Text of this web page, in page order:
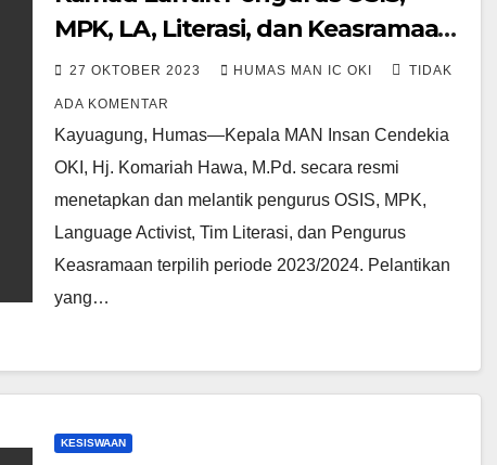
MPK, LA, Literasi, dan Keasramaan,
Ini Struktur Lengkapnya
27 OKTOBER 2023 HUMAS MAN IC OKI TIDAK
ADA KOMENTAR
Kayuagung, Humas—Kepala MAN Insan Cendekia
OKI, Hj. Komariah Hawa, M.Pd. secara resmi
menetapkan dan melantik pengurus OSIS, MPK,
Language Activist, Tim Literasi, dan Pengurus
Keasramaan terpilih periode 2023/2024. Pelantikan
yang…
KESISWAAN